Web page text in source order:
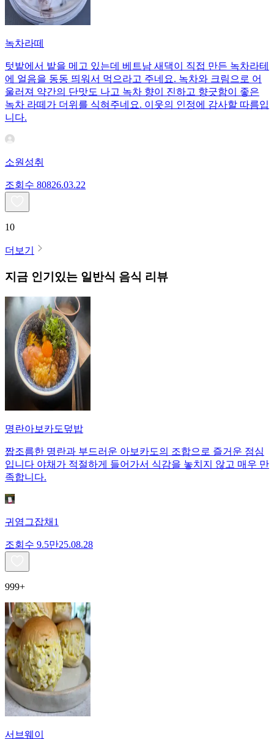
녹차라떼
텃밭에서 밭을 메고 있는데 베트남 새댁이 직접 만든 녹차라테
에 얼음을 동동 띄워서 먹으라고 주네요. 녹차와 크림으로 어
울러져 약간의 단맛도 나고 녹차 향이 진하고 향긋함이 좋은
녹차 라떼가 더위를 식혀주네요. 이웃의 인정에 감사할 따름입
니다.
소원성취
조회수 80826.03.22
10
더보기
지금 인기있는 일반식 음식 리뷰
명란아보카도덮밥
짭조름한 명란과 부드러운 아보카도의 조합으로 즐거운 점심
입니다 야채가 적절하게 들어가서 식감을 놓치지 않고 매우 만
족합니다.
귀염그잡채1
조회수 9.5만25.08.28
999+
서브웨이